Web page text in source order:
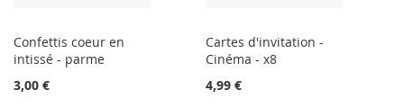
Confettis coeur en
intissé - parme
3,00 €
Cartes d'invitation -
Cinéma - x8
4,99 €